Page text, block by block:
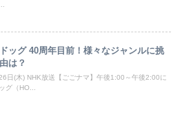
ッグ 40周年目前！様々なジャンルに挑
は？
日(木) NHK放送【ごごナマ】午後1:00～午後2:00に
グ（HO...